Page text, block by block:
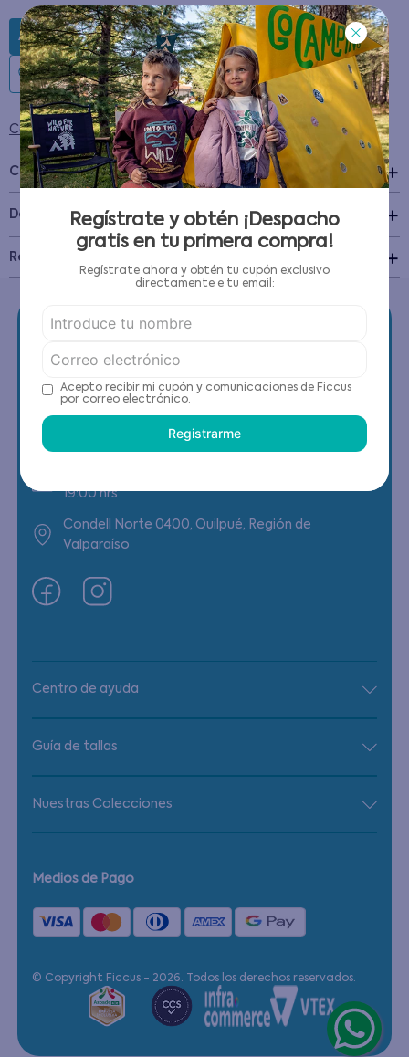
AGREGAR AL CARRITO
Condiciones para cambios y devoluciones
Características
Detalles del Producto +
Recomendaciones de cuidado
Contáctanos
(22) 6178818 - Compras Internet
19:00 hrs
Condell Norte 0400, Quilpué, Región de
Valparaíso
Centro de ayuda
Guía de tallas
Nuestras Colecciones
Medios de Pago
© Copyright Ficcus - 2026. Todos los derechos reservados.
Regístrate y obtén ¡Despacho
gratis en tu primera compra!
Regístrate ahora y obtén tu cupón exclusivo
directamente e tu email:
Acepto recibir mi cupón y comunicaciones de Ficcus
por correo electrónico.
Registrarme